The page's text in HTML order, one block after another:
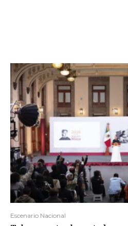
Escenario Nacional